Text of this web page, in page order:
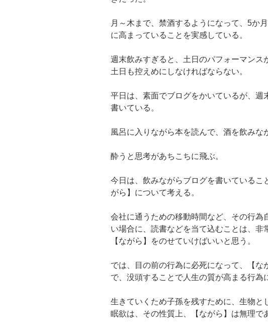
月～木まで、禁酒するようになって、5か
に高まっていることを実感している。
週末飲みすぎると、土日のパフォーマンス
土日も控えめにしなければならない。
平日は、素面でブログをかいているが、週
書いている。
風呂に入りながら本を読んで、酒を飲みな
酔うと思考があちこちに飛ぶ。
今日は、飲みながらブログを書いているこ
がら】について考える。
会社に通うための移動時間など、その行為
い場合に、読書などを当て込むことは、非
【ながら】をのせていけばいいと思う。
では、目の前の行為に必死になって、【な
で、没頭することで人生の質が高まる行為
生きていくため子孫を残すために、生物と
眠欲は、その性質上、【ながら】は無理で